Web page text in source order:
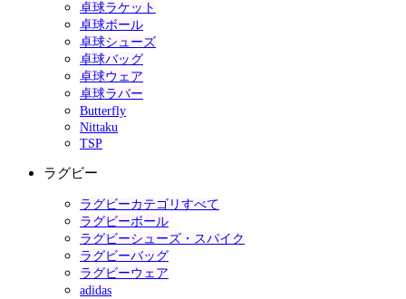
卓球ラケット
卓球ボール
卓球シューズ
卓球バッグ
卓球ウェア
卓球ラバー
Butterfly
Nittaku
TSP
ラグビー
ラグビーカテゴリすべて
ラグビーボール
ラグビーシューズ・スパイク
ラグビーバッグ
ラグビーウェア
adidas